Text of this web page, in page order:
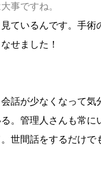
事ですね。
いるんです。手
せました！
が少なくなって
。管理人さんも常
世間話をするだけで